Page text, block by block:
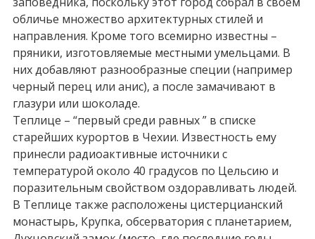
обличье множество архитектурных стилей и
направления. Кроме того всемирно известны –
пряники, изготовляемые местными умельцами. В
них добавляют разнообразные специи (например
черный перец или анис), а после замачивают в
глазури или шоколаде.
Теплице – “первый среди равных ” в списке
старейших курортов в Чехии. Известность ему
принесли радиоактивные источники с
температурой около 40 градусов по Цельсию и
поразительным свойством оздоравливать людей.
В Теплице также расположены цистерцианский
монастырь, Крупка, обсерватория с планетарием,